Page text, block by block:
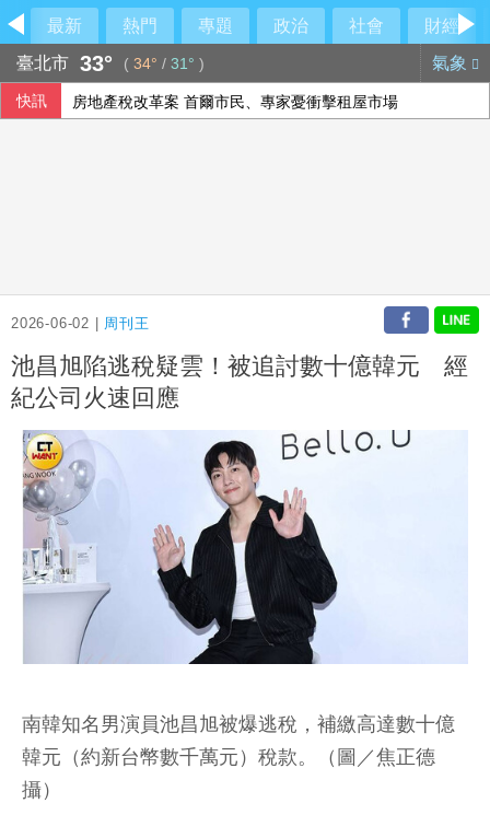
最新 熱門 專題 政治 社會
財經
臺北市 33° ( 34° / 31° ) 氣象
快訊 房地產稅改革案 首爾市民、專家憂衝擊租屋市場
2026-06-02 | 周刊王
池昌旭陷逃稅疑雲！被追討數十億韓元 經
紀公司火速回應
南韓知名男演員池昌旭被爆逃稅，補繳高達數十億
韓元（約新台幣數千萬元）稅款。（圖／焦正德
攝）